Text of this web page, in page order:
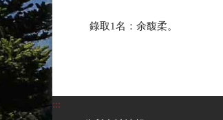
錄取1名：余馥柔。
:::